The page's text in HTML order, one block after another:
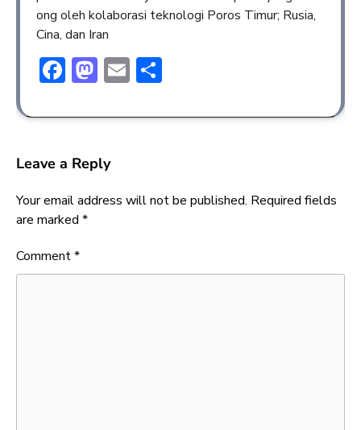
ong oleh kolaborasi teknologi Poros Timur; Rusia,
Cina, dan Iran
Facebook
Mastodon
Email
Leave a Reply
Your email address will not be published. Required fields
are marked *
Comment*